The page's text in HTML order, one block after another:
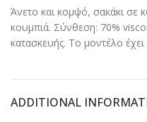
Άνετο και κομψό, σακάκι σε
κουμπιά. Σύνθεση: 70%
κατασκευής. Το μοντέλο
ADDITIONAL